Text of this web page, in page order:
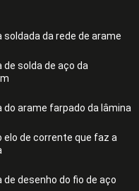
soldada da rede de arame
de solda de aço da
do arame farpado da lâmina
elo de corrente que faz a
de desenho do fio de aço